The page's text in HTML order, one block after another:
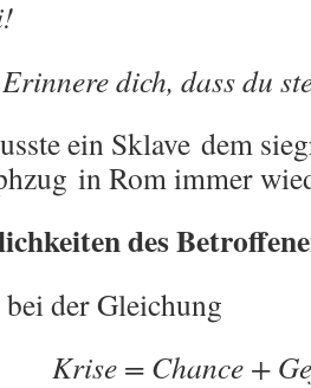
Erinnere dich, dass du
ein Sklave dem
in Rom immer
des
der Gleichung
Krise = Chance +